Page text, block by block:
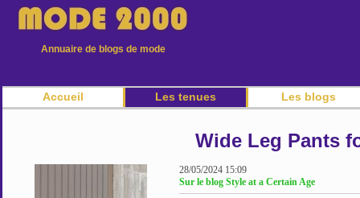
Annuaire de blogs de mode
Accueil Les tenues Les blogs
Wide Leg Pants
28/05/2024 15:09
Sur le blog Style at a Certain Age